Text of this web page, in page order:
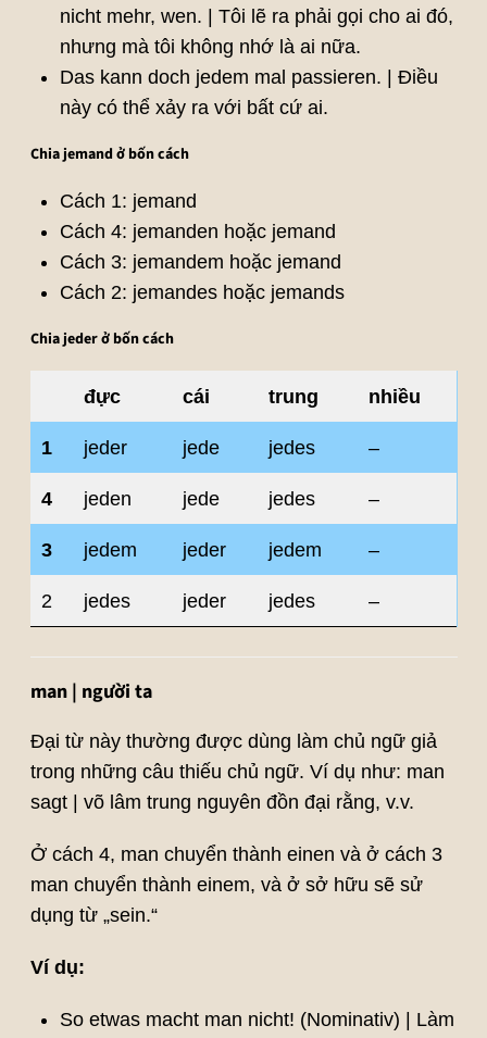
nicht mehr, wen. | Tôi lẽ ra phải gọi cho ai đó,
nhưng mà tôi không nhớ là ai nữa.
Das kann doch jedem mal passieren. | Điều
này có thể xảy ra với bất cứ ai.
Chia jemand ở bốn cách
Cách 1: jemand
Cách 4: jemanden hoặc jemand
Cách 3: jemandem hoặc jemand
Cách 2: jemandes hoặc jemands
Chia jeder ở bốn cách
đực cái trung nhiều
1 jeder jede jedes –
4 jeden jede jedes –
3 jedem jeder jedem –
2 jedes jeder jedes –
man | người ta
Đại từ này thường được dùng làm chủ ngữ giả
trong những câu thiếu chủ ngữ. Ví dụ như: man
sagt | võ lâm trung nguyên đồn đại rằng, v.v.
Ở cách 4, man chuyển thành einen và ở cách 3
man chuyển thành einem, và ở sở hữu sẽ sử
dụng từ „sein.“
Ví dụ:
So etwas macht man nicht! (Nominativ) | Làm